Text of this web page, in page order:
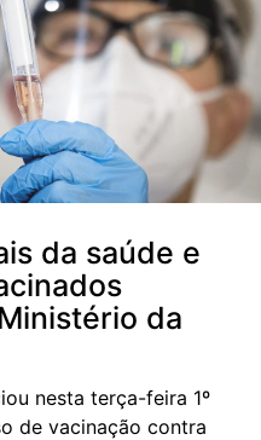
da saúde e
da
nesta terça-feira 1º
de vacinação contra